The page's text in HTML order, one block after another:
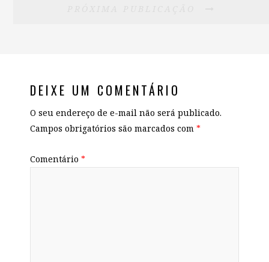
DEIXE UM COMENTÁRIO
O seu endereço de e-mail não será publicado.
Campos obrigatórios são marcados com *
Comentário *